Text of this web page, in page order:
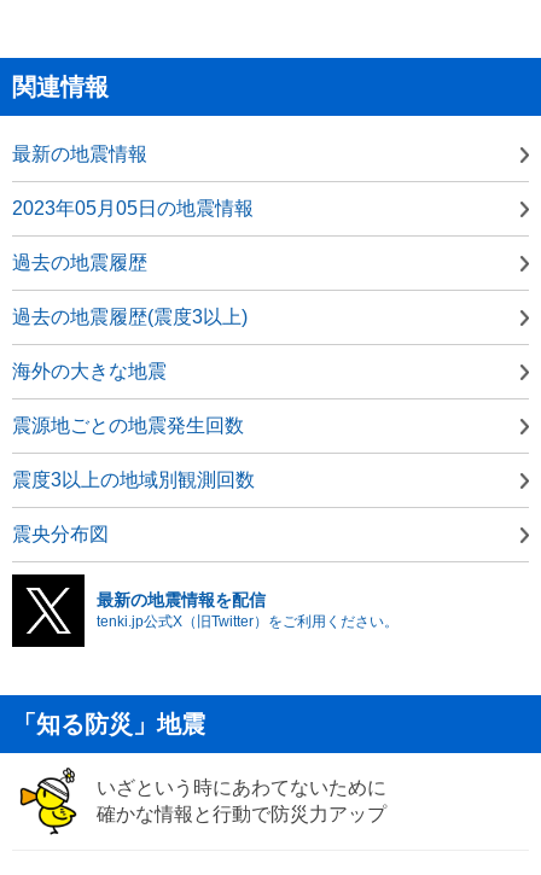
関連情報
最新の地震情報
2023年05月05日の地震情報
過去の地震履歴
過去の地震履歴(震度3以上)
海外の大きな地震
震源地ごとの地震発生回数
震度3以上の地域別観測回数
震央分布図
最新の地震情報を配信
tenki.jp公式X（旧Twitter）をご利用ください。
「知る防災」地震
いざという時にあわてないために
確かな情報と行動で防災力アップ